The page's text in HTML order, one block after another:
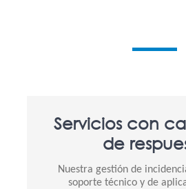
Servicios con
de
Nuestra gestión de
soporte técnico y de